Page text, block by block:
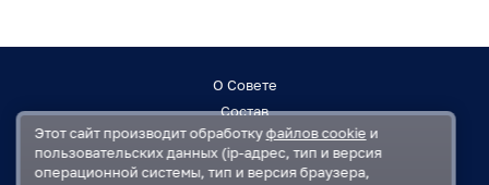
О Совете
Состав
Заседания
Контакты
Этот сайт производит обработкуфайлов cookie и
пользовательских данных (ip-адрес, тип и версия
операционной системы, тип и версия браузера,